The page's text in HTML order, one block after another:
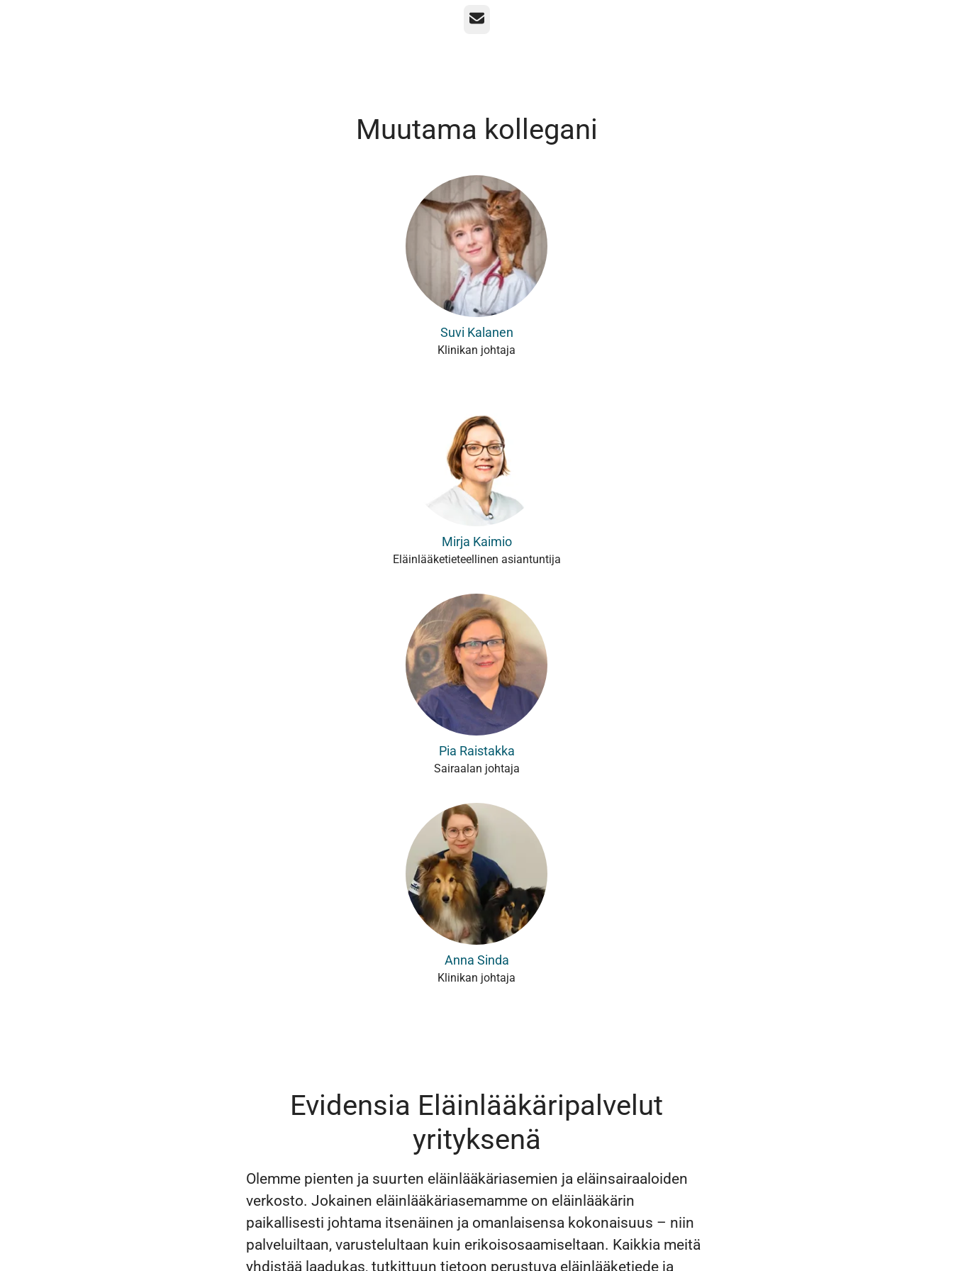
Sähköposti
Muutama kollegani
Suvi Kalanen
Klinikan johtaja
Mirja Kaimio
Eläinlääketieteellinen asiantuntija
Pia Raistakka
Sairaalan johtaja
Anna Sinda
Klinikan johtaja
Evidensia Eläinlääkäripalvelut
yrityksenä
Olemme pienten ja suurten eläinlääkäriasemien ja eläinsairaaloiden
verkosto. Jokainen eläinlääkäriasemamme on eläinlääkärin
paikallisesti johtama itsenäinen ja omanlaisensa kokonaisuus – niin
palveluiltaan, varustelultaan kuin erikoisosaamiseltaan. Kaikkia meitä
yhdistää laadukas, tutkittuun tietoon perustuva eläinlääketiede ja